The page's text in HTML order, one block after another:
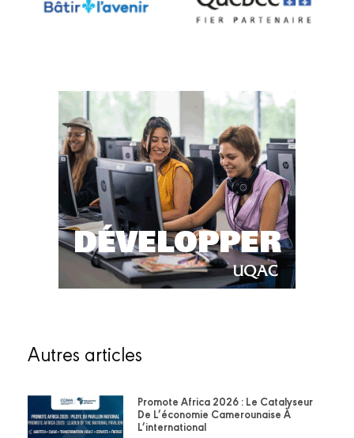
Autres articles
Promote Africa 2026 : Le Catalyseur
De L’économie Camerounaise À
L’international